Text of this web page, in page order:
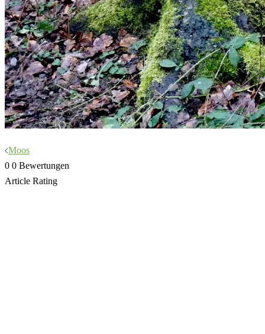
Beitragsnavigation
Moos
0 0 Bewertungen
Article Rating